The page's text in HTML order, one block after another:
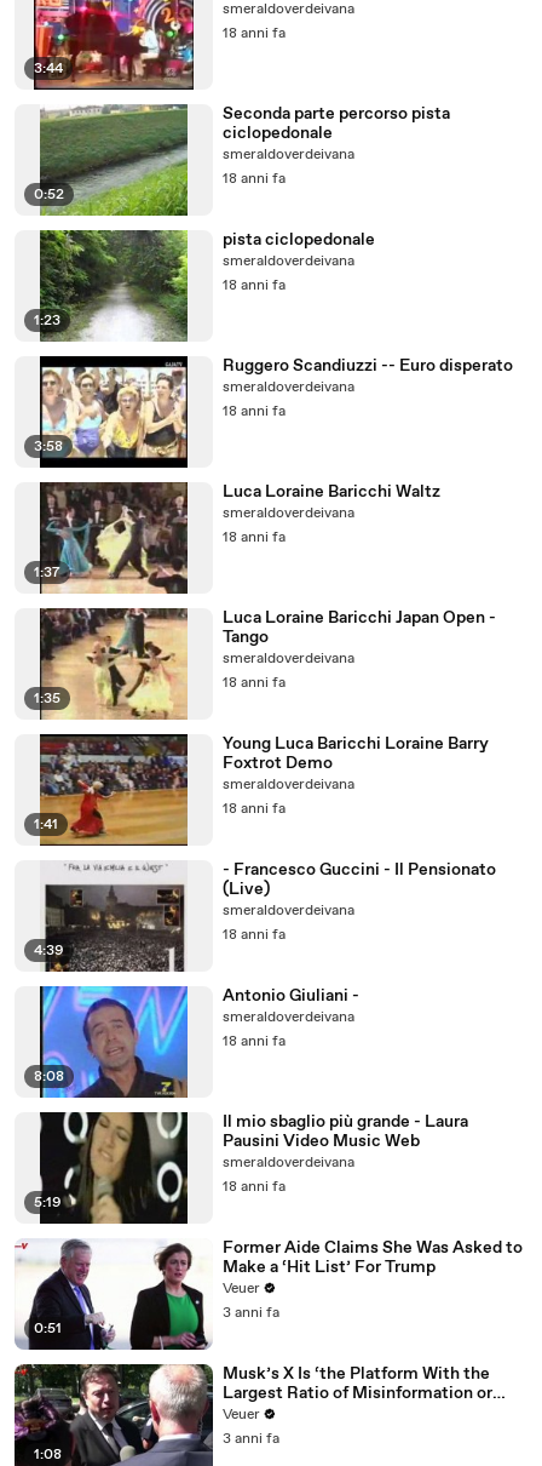
3:44
smeraldoverdeivana
18 anni fa
0:52
Seconda parte percorso pista
ciclopedonale
smeraldoverdeivana
18 anni fa
1:23
pista ciclopedonale
smeraldoverdeivana
18 anni fa
3:58
Ruggero Scandiuzzi -- Euro disperato
smeraldoverdeivana
18 anni fa
1:37
Luca Loraine Baricchi Waltz
smeraldoverdeivana
18 anni fa
1:35
Luca Loraine Baricchi Japan Open -
Tango
smeraldoverdeivana
18 anni fa
1:41
Young Luca Baricchi Loraine Barry
Foxtrot Demo
smeraldoverdeivana
18 anni fa
4:39
- Francesco Guccini - Il Pensionato
(Live)
smeraldoverdeivana
18 anni fa
8:08
Antonio Giuliani -
smeraldoverdeivana
18 anni fa
5:19
Il mio sbaglio più grande - Laura
Pausini Video Music Web
smeraldoverdeivana
18 anni fa
0:51
Former Aide Claims She Was Asked to
Make a ‘Hit List’ For Trump
Veuer
3 anni fa
1:08
Musk’s X Is ‘the Platform With the
Largest Ratio of Misinformation or
Disinformation’ Amongst All Social
Media Platforms
Veuer
3 anni fa